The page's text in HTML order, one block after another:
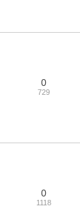
0
729
0
1118